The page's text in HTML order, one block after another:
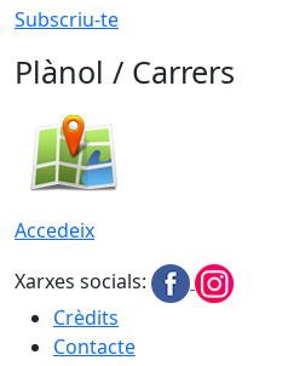
Subscriu-te
Plànol / Carrers
Accedeix
Xarxes socials:
Crèdits
Contacte